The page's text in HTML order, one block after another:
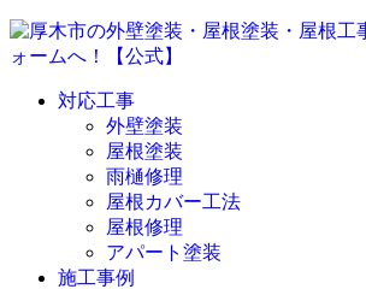
対応工事
外壁塗装
屋根塗装
雨樋修理
屋根カバー工法
屋根修理
アパート塗装
施工事例